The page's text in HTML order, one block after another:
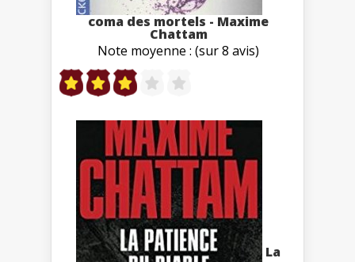
coma des mortels - Maxime
Chattam
Note moyenne : (sur 8 avis)
La